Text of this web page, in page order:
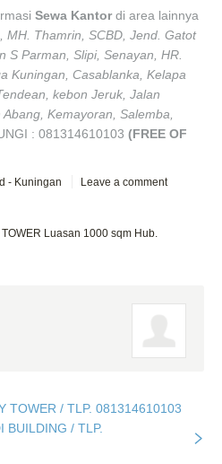
Sewa Kantordi area lainnya
MH. Thamrin, SCBD, Jend. Gatot
S Parman, Slipi, Senayan, HR.
Kuningan, Casablanka, Kelapa
kebon Jeruk, Jalan
Kemayoran, Salemba,
: 081314610103 (FREE OF
- Kuningan Leave a comment
Luasan 1000 sqm Hub.
TOWER / TLP. 081314610103
BUILDING / TLP.